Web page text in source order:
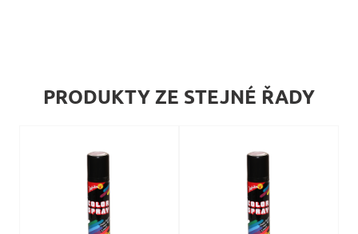
PRODUKTY ZE STEJNÉ ŘADY